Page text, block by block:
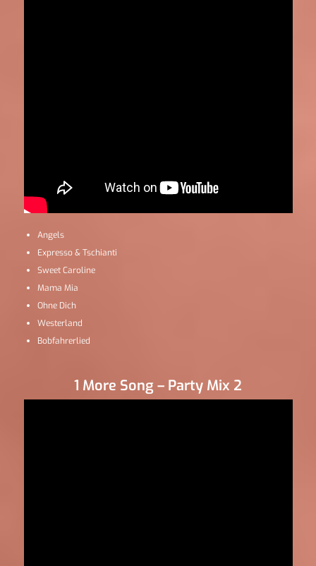
Angels
Expresso & Tschianti
Sweet Caroline
Mama Mia
Ohne Dich
Westerland
Bobfahrerlied
1 More Song – Party Mix 2